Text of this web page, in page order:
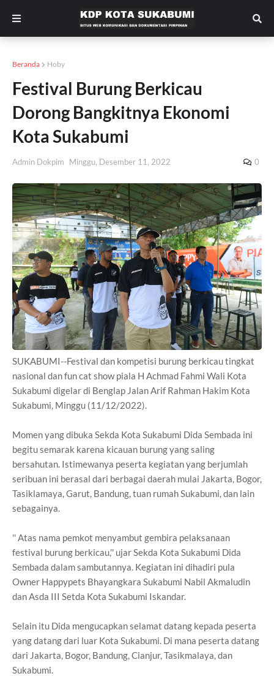
Beranda Hoby
Festival Burung Berkicau
Dorong Bangkitnya Ekonomi
Kota Sukabumi
Admin Dokpim Minggu, Desember 11, 2022 0
SUKABUMI--Festival dan kompetisi burung berkicau tingkat
nasional dan fun cat show piala H Achmad Fahmi Wali Kota
Sukabumi digelar di Benglap Jalan Arif Rahman Hakim Kota
Sukabumi, Minggu (11/12/2022).
Momen yang dibuka Sekda Kota Sukabumi Dida Sembada ini
begitu semarak karena kicauan burung yang saling
bersahutan. Istimewanya peserta kegiatan yang berjumlah
seribuan ini berasal dari berbagai daerah mulai Jakarta, Bogor,
Tasiklamaya, Garut, Bandung, tuan rumah Sukabumi, dan lain
sebagainya.
'' Atas nama pemkot menyambut gembira pelaksanaan
festival burung berkicau,'' ujar Sekda Kota Sukabumi Dida
Sembada dalam sambutannya. Kegiatan ini dihadiri pula
Owner Happypets Bhayangkara Sukabumi Nabil Akmaludin
dan Asda III Setda Kota Sukabumi Iskandar.
Selain itu Dida mengucapkan selamat datang kepada peserta
yang datang dari luar Kota Sukabumi. Di mana peserta datang
dari Jakarta, Bogor, Bandung, Cianjur, Tasikmalaya, dan
Sukabumi.